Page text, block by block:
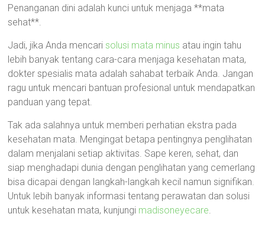
Penanganan dini adalah kunci untuk menjaga **mata
sehat**.
Jadi, jika Anda mencari solusi mata minus atau ingin tahu
lebih banyak tentang cara-cara menjaga kesehatan mata,
dokter spesialis mata adalah sahabat terbaik Anda. Jangan
ragu untuk mencari bantuan profesional untuk mendapatkan
panduan yang tepat.
Tak ada salahnya untuk memberi perhatian ekstra pada
kesehatan mata. Mengingat betapa pentingnya penglihatan
dalam menjalani setiap aktivitas. Sape keren, sehat, dan
siap menghadapi dunia dengan penglihatan yang cemerlang
bisa dicapai dengan langkah-langkah kecil namun signifikan.
Untuk lebih banyak informasi tentang perawatan dan solusi
untuk kesehatan mata, kunjungi madisoneyecare.